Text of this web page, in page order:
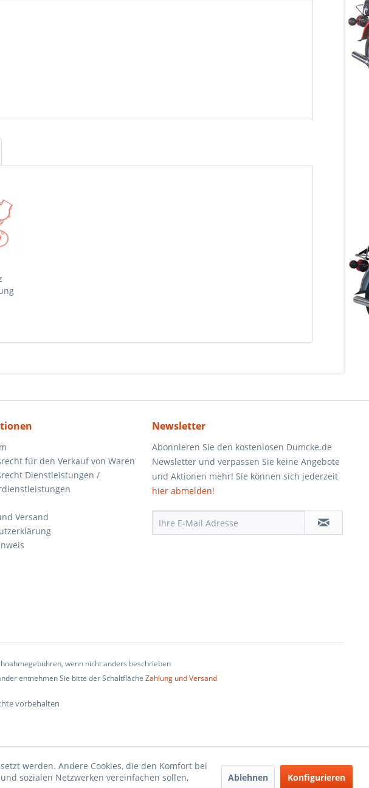
für den Verkauf von Waren
Dienstleistungen /
Versand
Newsletter
Abonnieren Sie den kostenlosen Dumcke.de
Newsletter und verpassen Sie keine Angebote
und Aktionen mehr! Sie können sich jederzeit
hier abmelden!
wenn nicht anders beschrieben
entnehmen Sie bitte der Schaltfläche Zahlung und Versand
vorbehalten
werden. Andere Cookies, die den Komfort bei
sozialen Netzwerken vereinfachen sollen,
Ablehnen Konfigurieren